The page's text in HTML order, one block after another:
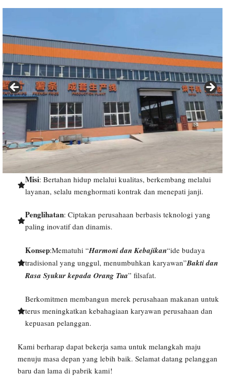
Misi: Bertahan hidup melalui kualitas, berkembang melalui
layanan, selalu menghormati kontrak dan menepati janji.
Penglihatan: Ciptakan perusahaan berbasis teknologi yang
paling inovatif dan dinamis.
Konsep:Mematuhi “Harmoni dan Kebajikan“ide budaya
tradisional yang unggul, menumbuhkan karyawan”Bakti dan
Rasa Syukur kepada Orang Tua” filsafat.
Berkomitmen membangun merek perusahaan makanan untuk
terus meningkatkan kebahagiaan karyawan perusahaan dan
kepuasan pelanggan.
Kami berharap dapat bekerja sama untuk melangkah maju
menuju masa depan yang lebih baik. Selamat datang pelanggan
baru dan lama di pabrik kami!